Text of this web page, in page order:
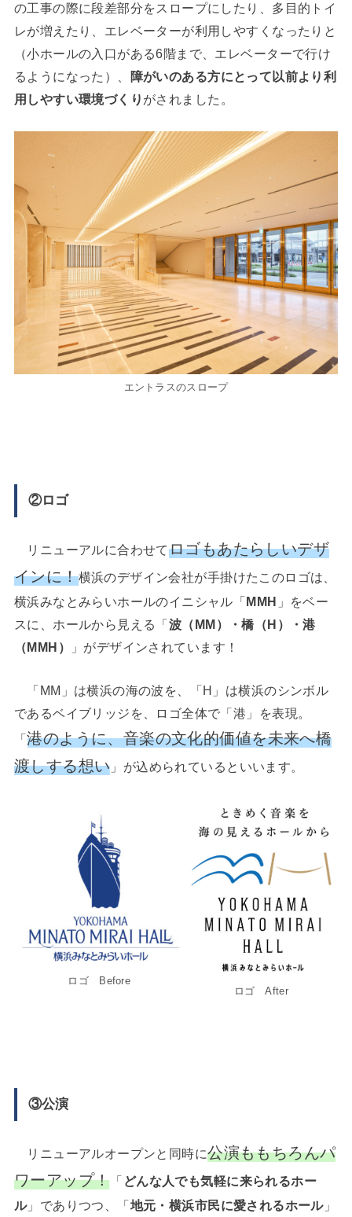
の工事の際に段差部分をスロープにしたり、多目的トイ
レが増えたり、エレベーターが利用しやすくなったりと
（小ホールの入口がある6階まで、エレベーターで行け
るようになった）、
障がいのある方にとって以前より利
用しやすい環境づくり がされました。
エントラスのスロープ
②ロゴ
リニューアルに合わせてロゴもあたらしいデザ
インに！横浜のデザイン会社が手掛けたこのロゴは、
横浜みなとみらいホールのイニシャル「MMH 」をベー
スに、ホールから見える「波（MM）・橋（H）・港
（MMH）
」がデザインされています！
「MM」は横浜の海の波を、「H」は横浜のシンボル
であるベイブリッジを、ロゴ全体で「港」を表現。
「港のように、音楽の文化的価値を未来へ橋
渡しする想い 」が込められているといいます。
ロゴ Before
ロゴ After
③公演
リニューアルオープンと同時に公演ももちろんパ
ワーアップ！ 「 どんな人でも気軽に来られるホー
ル」でありつつ、「地元・横浜市民に愛されるホール」